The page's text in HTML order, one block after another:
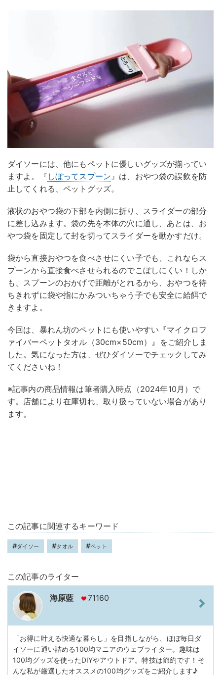
ダイソーには、他にもペットに優しいグッズが揃ってい
ますよ。『 しぼってスプーン』は、おやつ袋の誤飲を防
止してくれる、ペットグッズ。
液状のおやつ袋の下部を内側に折り、スライダーの部分
に差し込みます。袋の先を本体の穴に通し、あとは、お
やつ袋を固定して封を切ってスライダーを動かすだけ。
袋から直接おやつを食べさせにくい子でも、これならス
プーンから直接食べさせられるのでこぼしにくい！しか
も、スプーンのおかげで距離がとれるから、おやつを待
ちきれずに袋や指にかみついちゃう子でも安全に給餌で
きますよ。
今回は、暴れん坊のペットにも使いやすい『マイクロフ
ァイバーペットタオル（30cm×50cm）』をご紹介しま
した。気になった方は、ぜひダイソーでチェックしてみ
てくださいね！
※記事内の商品情報は筆者購入時点（2024年10月）で
す。店舗により在庫切れ、取り扱っていない場合があり
ます。
この記事に関連するキーワード
ダイソー タオル ペット
この記事のライター
海原藍 71160
「お得に叶える快適な暮らし」を目指しながら、ほぼ毎日ダ
イソーに通い詰める100均マニアのウェブライター。趣味は
100均グッズを使ったDIYやアウトドア。特技は節約です！そ
んな私が厳選したオススメの100均グッズをご紹介します♪